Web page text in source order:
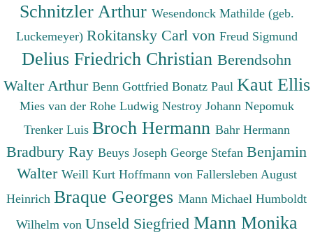
Schnitzler Arthur Wesendonck Mathilde (geb.
Luckemeyer) Rokitansky Carl von Freud Sigmund
Delius Friedrich Christian Berendsohn
Walter Arthur Benn Gottfried Bonatz Paul Kaut Ellis
Mies van der Rohe Ludwig Nestroy Johann Nepomuk
Trenker Luis Broch Hermann Bahr Hermann
Bradbury Ray Beuys Joseph George Stefan Benjamin
Walter Weill Kurt Hoffmann von Fallersleben August
Heinrich Braque Georges Mann Michael Humboldt
Wilhelm von Unseld Siegfried Mann Monika